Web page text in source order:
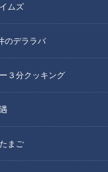
ムズ
のデララバ
３分クッキング
まご
枚）